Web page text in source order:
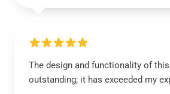
The design and functionality of
outstanding; it has exceeded my